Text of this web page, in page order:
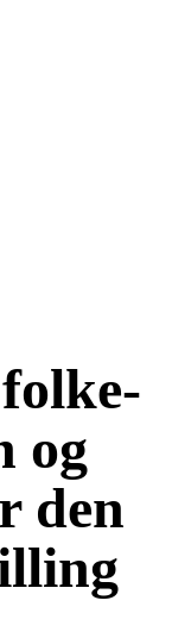
og
den